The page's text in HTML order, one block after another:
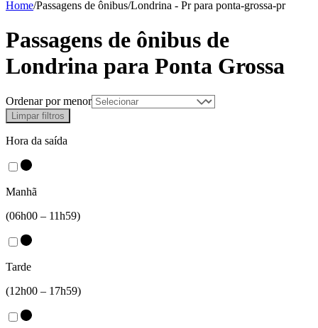
Home/Passagens de ônibus/Londrina - Prpara ponta-grossa-pr
Passagens de ônibus de
Londrina para Ponta Grossa
Ordenar por menor
Limpar filtros
Hora da saída
Manhã
(06h00 – 11h59)
Tarde
(12h00 – 17h59)